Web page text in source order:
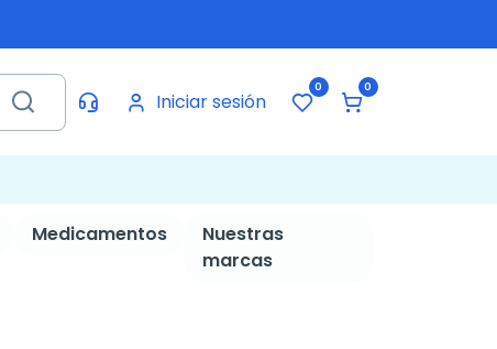
Iniciar sesión
0 0
Medicamentos
Nuestras
marcas